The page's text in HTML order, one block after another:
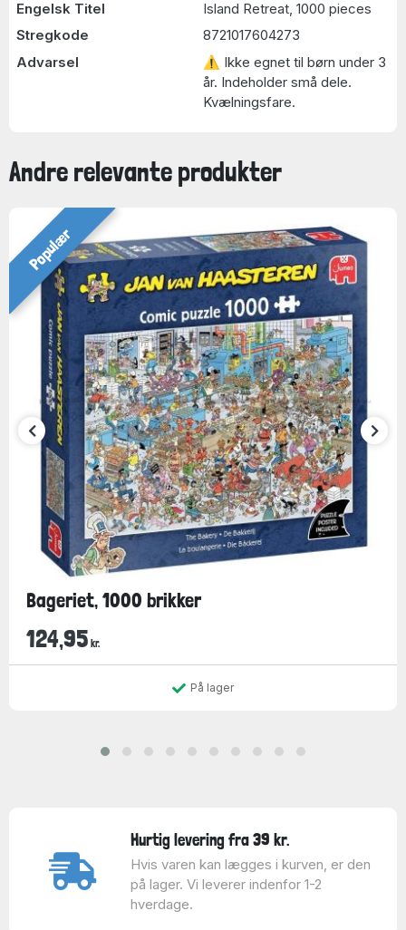
Engelsk Titel
Island Retreat, 1000 pieces
Stregkode
8721017604273
Advarsel
⚠ Ikke egnet til børn under 3
år. Indeholder små dele.
Kvælningsfare.
Andre relevante produkter
Populær
Bageriet, 1000 brikker
124,95 kr.
På lager
Hurtig levering fra 39 kr.
Hvis varen kan lægges i kurven, er den
på lager. Vi leverer indenfor 1-2
hverdage.